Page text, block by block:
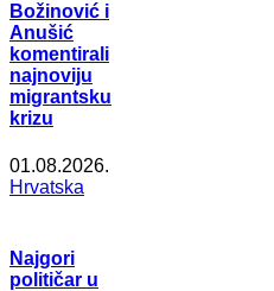
Božinović i
Anušić
komentirali
najnoviju
migrantsku
krizu
01.08.2026.
Hrvatska
Najgori
političar u